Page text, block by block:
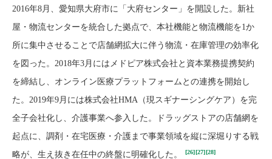
2016年8月、愛知県大府市に「大府センター」を開設した。新社
屋・物流センターを統合した拠点で、本社機能と物流機能を1か
所に集中させることで店舗網拡大に伴う物流・在庫管理の効率化
を図った。2018年3月にはメドピア株式会社と資本業務提携契約
を締結し、オンライン医療プラットフォームとの連携を開始し
た。2019年9月には株式会社HMA（現スギナーシングケア）を完
全子会社化し、介護事業へ参入した。ドラッグストアの店舗網を
起点に、調剤・在宅医療・介護まで事業領域を縦に深堀りする戦
略が、生え抜き在任中の終盤に明確化した。
[26][27][28]